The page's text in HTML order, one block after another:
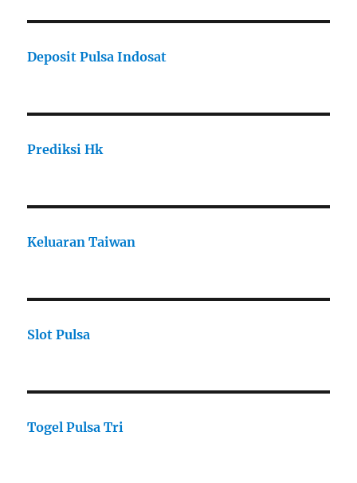
Deposit Pulsa Indosat
Prediksi Hk
Keluaran Taiwan
Slot Pulsa
Togel Pulsa Tri